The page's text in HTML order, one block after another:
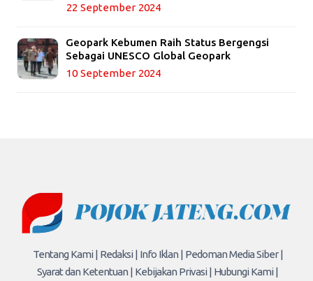
22 September 2024
Geopark Kebumen Raih Status Bergengsi
Sebagai UNESCO Global Geopark
10 September 2024
Tentang Kami | Redaksi | Info Iklan | Pedoman Media Siber |
Syarat dan Ketentuan | Kebijakan Privasi | Hubungi Kami |